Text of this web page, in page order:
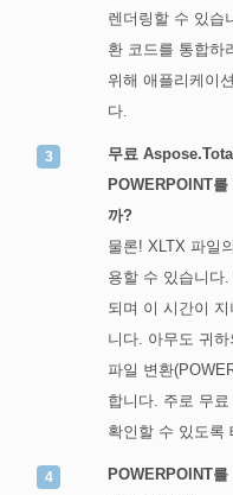
렌더링할 수 있습
환 코드를 통합하
위해 애플리케이
다.
무료
POWERPOINT
까?
물론! XLTX 파일
용할 수 있습니다
되며 이 시간이
니다. 아무도 귀
파일 변환
합니다. 주로 무
확인할 수 있도록
POWERPOINT